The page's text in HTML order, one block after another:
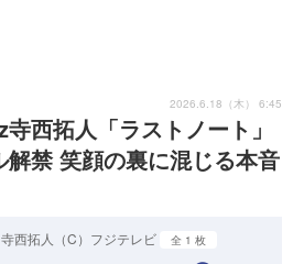
西拓人「ラストノート」
禁 笑顔の裏に混じる本音
2026.6.18（木） 6:45
西拓人（C）フジテレビ 全 1 枚